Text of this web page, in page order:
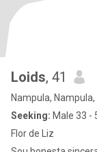
Loids, 41
Nampula,
Seeking: Male 33 -
Flor de Liz